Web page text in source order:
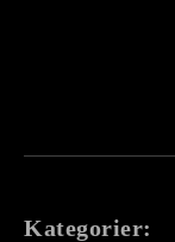
Kategorier: